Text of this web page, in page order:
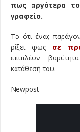
πως αργότερα
γραφείο.
Το ότι ένας
ρίξει φως σε
επιπλέον
κατάθεσή του.
Newpost